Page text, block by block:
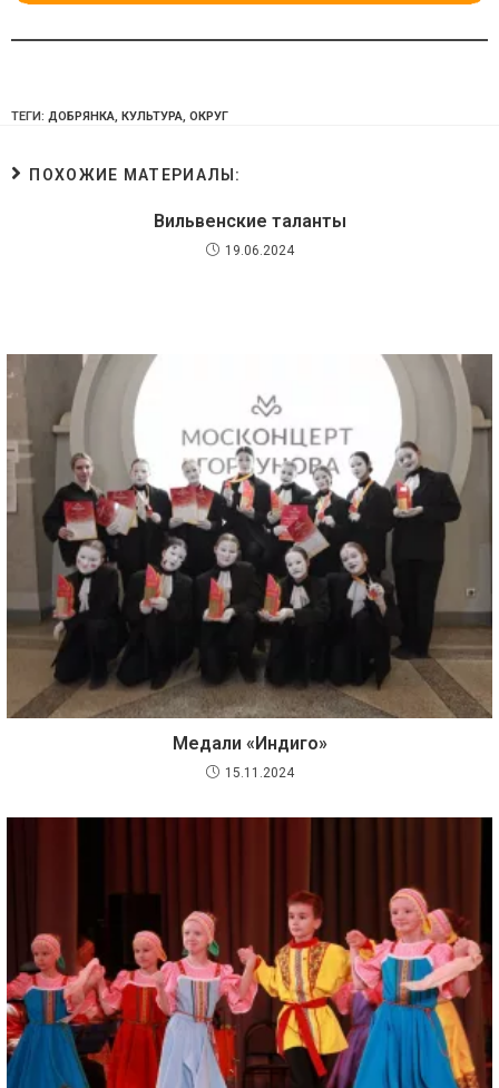
ТЕГИ: ДОБРЯНКА, КУЛЬТУРА, ОКРУГ
ПОХОЖИЕ МАТЕРИАЛЫ:
Вильвенские таланты
19.06.2024
Медали «Индиго»
15.11.2024